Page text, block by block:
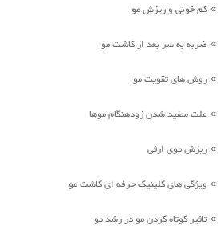
» کم خونی و ریزش مو
» ضربه به سر بعد از کاشت مو
» روش های تقویت مو
» علت سفید شدن زودهنگام موها
» ریزش موی ارثی
» ویژگی های کلینیک حرفه ای کاشت مو
» تاثیر کوتاه کردن مو در رشد مو